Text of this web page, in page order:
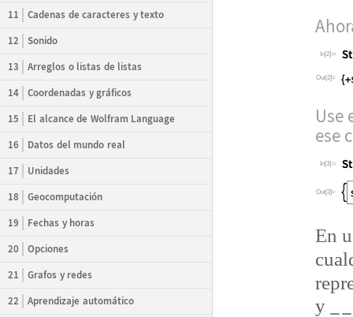
11
Cadenas de caracteres y texto
12
Sonido
13
Arreglos o listas de listas
14
Coordenadas y gráficos
15
El alcance de Wolfram Language
16
Datos del mundo real
17
Unidades
18
Geocomputación
19
Fechas y horas
20
Opciones
21
Grafos y redes
22
Aprendizaje automático
In[2]:=
Out[2]=
Use
ese
In[3]:=
Out[3]=
En
y